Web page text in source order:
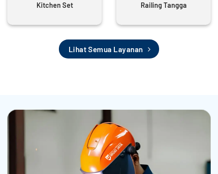
Kitchen Set Railing Tangga
Lihat Semua Layanan